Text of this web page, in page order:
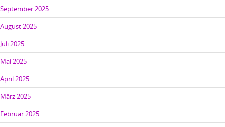
September 2025
August 2025
Juli 2025
Mai 2025
April 2025
März 2025
Februar 2025